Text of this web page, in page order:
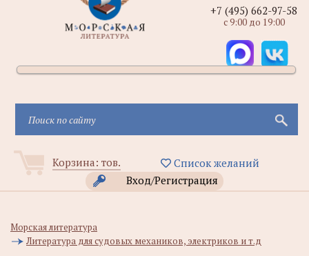
Корзина: тов.
Список желаний
Вход/Регистрация
+7 (495) 662-97-58
с 9:00 до 19:00
Морская литература
Литература для судовых механиков, электриков и т.д